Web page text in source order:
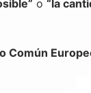
o “la
Común